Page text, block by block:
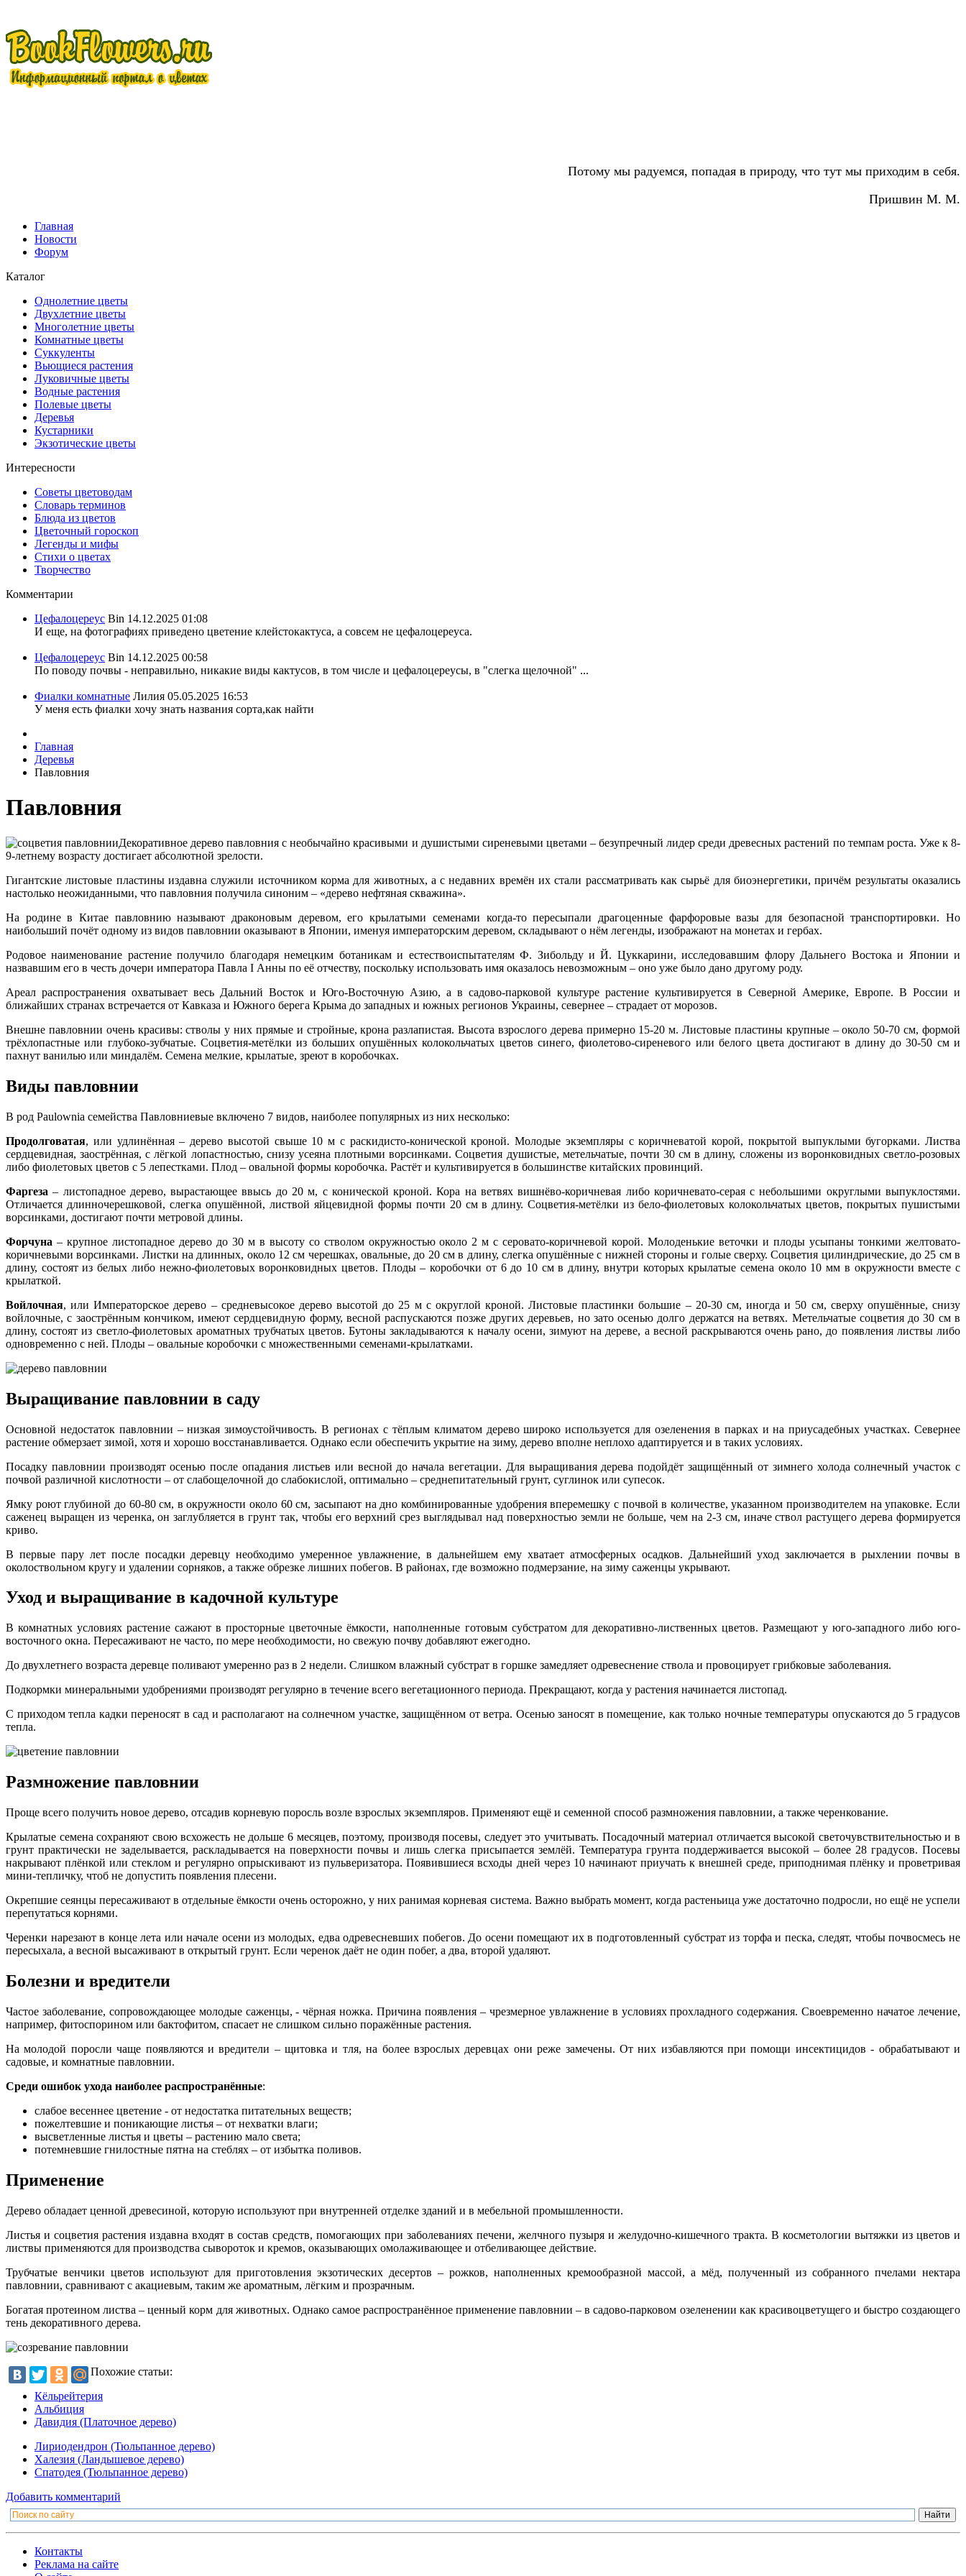
Потому мы радуемся, попадая в природу, что тут мы приходим в себя.
Пришвин М. М.
Главная
Новости
Форум
Каталог
Однолетние цветы
Двухлетние цветы
Многолетние цветы
Комнатные цветы
Суккуленты
Вьющиеся растения
Луковичные цветы
Водные растения
Полевые цветы
Деревья
Кустарники
Экзотические цветы
Интересности
Советы цветоводам
Словарь терминов
Блюда из цветов
Цветочный гороскоп
Легенды и мифы
Стихи о цветах
Творчество
Комментарии
Цефалоцереус Bin 14.12.2025 01:08
И еще, на фотографиях приведено цветение клейстокактуса, а совсем не цефалоцереуса.
Цефалоцереус Bin 14.12.2025 00:58
По поводу почвы - неправильно, никакие виды кактусов, в том числе и цефалоцереусы, в "слегка щелочной" ...
Фиалки комнатные Лилия 05.05.2025 16:53
У меня есть фиалки хочу знать названия сорта,как найти
Главная
Деревья
Павловния
Павловния
Декоративное дерево павловния с необычайно красивыми и душистыми сиреневыми цветами – безупречный лидер среди древесных растений по темпам роста. Уже к 8-
9-летнему возрасту достигает абсолютной зрелости.
Гигантские листовые пластины издавна служили источником корма для животных, а с недавних времён их стали рассматривать как сырьё для биоэнергетики, причём результаты оказались
настолько неожиданными, что павловния получила синоним – «дерево нефтяная скважина».
На родине в Китае павловнию называют драконовым деревом, его крылатыми семенами когда-то пересыпали драгоценные фарфоровые вазы для безопасной транспортировки. Но
наибольший почёт одному из видов павловнии оказывают в Японии, именуя императорским деревом, складывают о нём легенды, изображают на монетах и гербах.
Родовое наименование растение получило благодаря немецким ботаникам и естествоиспытателям Ф. Зибольду и Й. Цуккарини, исследовавшим флору Дальнего Востока и Японии и
назвавшим его в честь дочери императора Павла I Анны по её отчеству, поскольку использовать имя оказалось невозможным – оно уже было дано другому роду.
Ареал распространения охватывает весь Дальний Восток и Юго-Восточную Азию, а в садово-парковой культуре растение культивируется в Северной Америке, Европе. В России и
ближайших странах встречается от Кавказа и Южного берега Крыма до западных и южных регионов Украины, севернее – страдает от морозов.
Внешне павловнии очень красивы: стволы у них прямые и стройные, крона разлапистая. Высота взрослого дерева примерно 15-20 м. Листовые пластины крупные – около 50-70 см, формой
трёхлопастные или глубоко-зубчатые. Соцветия-метёлки из больших опушённых колокольчатых цветов синего, фиолетово-сиреневого или белого цвета достигают в длину до 30-50 см и
пахнут ванилью или миндалём. Семена мелкие, крылатые, зреют в коробочках.
Виды павловнии
В род Paulownia семейства Павловниевые включено 7 видов, наиболее популярных из них несколько:
Продолговатая, или удлинённая – дерево высотой свыше 10 м с раскидисто-конической кроной. Молодые экземпляры с коричневатой корой, покрытой выпуклыми бугорками. Листва
сердцевидная, заострённая, с лёгкой лопастностью, снизу усеяна плотными ворсинками. Соцветия душистые, метельчатые, почти 30 см в длину, сложены из воронковидных светло-розовых
либо фиолетовых цветов с 5 лепестками. Плод – овальной формы коробочка. Растёт и культивируется в большинстве китайских провинций.
Фаргеза – листопадное дерево, вырастающее ввысь до 20 м, с конической кроной. Кора на ветвях вишнёво-коричневая либо коричневато-серая с небольшими округлыми выпуклостями.
Отличается длинночерешковой, слегка опушённой, листвой яйцевидной формы почти 20 см в длину. Соцветия-метёлки из бело-фиолетовых колокольчатых цветов, покрытых пушистыми
ворсинками, достигают почти метровой длины.
Форчуна – крупное листопадное дерево до 30 м в высоту со стволом окружностью около 2 м с серовато-коричневой корой. Молоденькие веточки и плоды усыпаны тонкими желтовато-
коричневыми ворсинками. Листки на длинных, около 12 см черешках, овальные, до 20 см в длину, слегка опушённые с нижней стороны и голые сверху. Соцветия цилиндрические, до 25 см в
длину, состоят из белых либо нежно-фиолетовых воронковидных цветов. Плоды – коробочки от 6 до 10 см в длину, внутри которых крылатые семена около 10 мм в окружности вместе с
крылаткой.
Войлочная, или Императорское дерево – средневысокое дерево высотой до 25 м с округлой кроной. Листовые пластинки большие – 20-30 см, иногда и 50 см, сверху опушённые, снизу
войлочные, с заострённым кончиком, имеют сердцевидную форму, весной распускаются позже других деревьев, но зато осенью долго держатся на ветвях. Метельчатые соцветия до 30 см в
длину, состоят из светло-фиолетовых ароматных трубчатых цветов. Бутоны закладываются к началу осени, зимуют на дереве, а весной раскрываются очень рано, до появления листвы либо
одновременно с ней. Плоды – овальные коробочки с множественными семенами-крылатками.
Выращивание павловнии в саду
Основной недостаток павловнии – низкая зимоустойчивость. В регионах с тёплым климатом дерево широко используется для озеленения в парках и на приусадебных участках. Севернее
растение обмерзает зимой, хотя и хорошо восстанавливается. Однако если обеспечить укрытие на зиму, дерево вполне неплохо адаптируется и в таких условиях.
Посадку павловнии производят осенью после опадания листьев или весной до начала вегетации. Для выращивания дерева подойдёт защищённый от зимнего холода солнечный участок с
почвой различной кислотности – от слабощелочной до слабокислой, оптимально – среднепитательный грунт, суглинок или супесок.
Ямку роют глубиной до 60-80 см, в окружности около 60 см, засыпают на дно комбинированные удобрения вперемешку с почвой в количестве, указанном производителем на упаковке. Если
саженец выращен из черенка, он заглубляется в грунт так, чтобы его верхний срез выглядывал над поверхностью земли не больше, чем на 2-3 см, иначе ствол растущего дерева формируется
криво.
В первые пару лет после посадки деревцу необходимо умеренное увлажнение, в дальнейшем ему хватает атмосферных осадков. Дальнейший уход заключается в рыхлении почвы в
околоствольном кругу и удалении сорняков, а также обрезке лишних побегов. В районах, где возможно подмерзание, на зиму саженцы укрывают.
Уход и выращивание в кадочной культуре
В комнатных условиях растение сажают в просторные цветочные ёмкости, наполненные готовым субстратом для декоративно-лиственных цветов. Размещают у юго-западного либо юго-
восточного окна. Пересаживают не часто, по мере необходимости, но свежую почву добавляют ежегодно.
До двухлетнего возраста деревце поливают умеренно раз в 2 недели. Слишком влажный субстрат в горшке замедляет одревеснение ствола и провоцирует грибковые заболевания.
Подкормки минеральными удобрениями производят регулярно в течение всего вегетационного периода. Прекращают, когда у растения начинается листопад.
С приходом тепла кадки переносят в сад и располагают на солнечном участке, защищённом от ветра. Осенью заносят в помещение, как только ночные температуры опускаются до 5 градусов
тепла.
Размножение павловнии
Проще всего получить новое дерево, отсадив корневую поросль возле взрослых экземпляров. Применяют ещё и семенной способ размножения павловнии, а также черенкование.
Крылатые семена сохраняют свою всхожесть не дольше 6 месяцев, поэтому, производя посевы, следует это учитывать. Посадочный материал отличается высокой светочувствительностью и в
грунт практически не заделывается, раскладывается на поверхности почвы и лишь слегка присыпается землёй. Температура грунта поддерживается высокой – более 28 градусов. Посевы
накрывают плёнкой или стеклом и регулярно опрыскивают из пульверизатора. Появившиеся всходы дней через 10 начинают приучать к внешней среде, приподнимая плёнку и проветривая
мини-тепличку, чтоб не допустить появления плесени.
Окрепшие сеянцы пересаживают в отдельные ёмкости очень осторожно, у них ранимая корневая система. Важно выбрать момент, когда растеньица уже достаточно подросли, но ещё не успели
перепутаться корнями.
Черенки нарезают в конце лета или начале осени из молодых, едва одревесневших побегов. До осени помещают их в подготовленный субстрат из торфа и песка, следят, чтобы почвосмесь не
пересыхала, а весной высаживают в открытый грунт. Если черенок даёт не один побег, а два, второй удаляют.
Болезни и вредители
Частое заболевание, сопровождающее молодые саженцы, - чёрная ножка. Причина появления – чрезмерное увлажнение в условиях прохладного содержания. Своевременно начатое лечение,
например, фитоспорином или бактофитом, спасает не слишком сильно поражённые растения.
На молодой поросли чаще появляются и вредители – щитовка и тля, на более взрослых деревцах они реже замечены. От них избавляются при помощи инсектицидов - обрабатывают и
садовые, и комнатные павловнии.
Среди ошибок ухода наиболее распространённые:
слабое весеннее цветение - от недостатка питательных веществ;
пожелтевшие и поникающие листья – от нехватки влаги;
высветленные листья и цветы – растению мало света;
потемневшие гнилостные пятна на стеблях – от избытка поливов.
Применение
Дерево обладает ценной древесиной, которую используют при внутренней отделке зданий и в мебельной промышленности.
Листья и соцветия растения издавна входят в состав средств, помогающих при заболеваниях печени, желчного пузыря и желудочно-кишечного тракта. В косметологии вытяжки из цветов и
листвы применяются для производства сывороток и кремов, оказывающих омолаживающее и отбеливающее действие.
Трубчатые венчики цветов используют для приготовления экзотических десертов – рожков, наполненных кремообразной массой, а мёд, полученный из собранного пчелами нектара
павловнии, сравнивают с акациевым, таким же ароматным, лёгким и прозрачным.
Богатая протеином листва – ценный корм для животных. Однако самое распространённое применение павловнии – в садово-парковом озеленении как красивоцветущего и быстро создающего
тень декоративного дерева.
Похожие статьи:
Кёльрейтерия
Альбиция
Давидия (Платочное дерево)
Лириодендрон (Тюльпанное дерево)
Халезия (Ландышевое дерево)
Спатодея (Тюльпанное дерево)
Добавить комментарий
Контакты
Реклама на сайте